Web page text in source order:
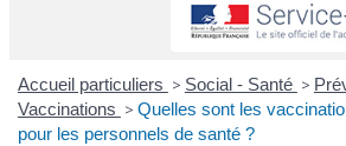
Accueil particuliers > Social - Santé >
Vaccinations > Quelles sont les
pour les personnels de santé ?